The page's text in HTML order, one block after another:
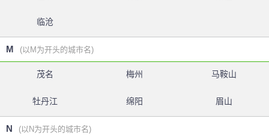
临沧
M (以M为开头的城市名)
茂名 梅州 马鞍山
牡丹江 绵阳 眉山
N (以N为开头的城市名)